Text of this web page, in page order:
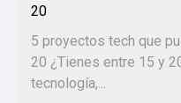
20
5 proyectos tech que
20 ¿Tienes entre 15 y
tecnología,...